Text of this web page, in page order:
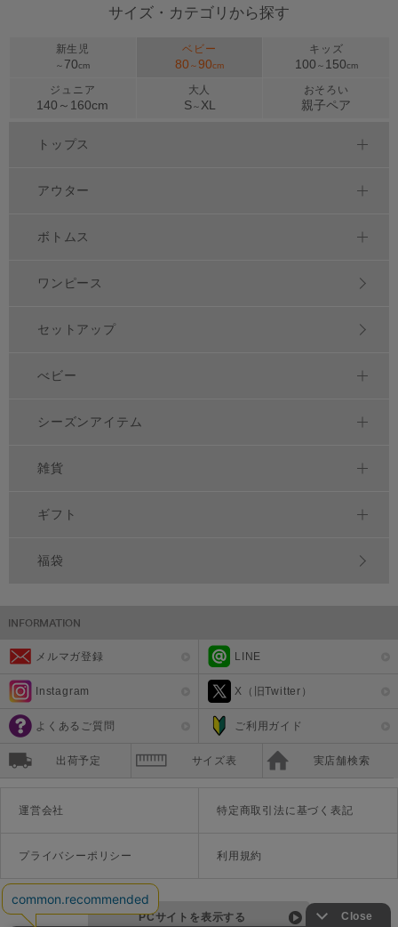
サイズ・カテゴリから探す
新生児
～ 70cm
ベビー
80 ～90cm
キッズ
100 ～ 150cm
ジュニア
140～ 160cm
大人
S～ XL
おそろい
親子ペア
トップス
アウター
ボトムス
ワンピース
セットアップ
べビー
シーズンアイテム
雑貨
ギフト
福袋
メルマガ登録 LINE
Instagram X（旧Twitter）
よくあるご質問 ご利用ガイド
出荷予定 サイズ表 実店舗検索
運営会社 特定商取引法に基づく表記
プライバシーポリシー 利用規約
PCサイトを表示する